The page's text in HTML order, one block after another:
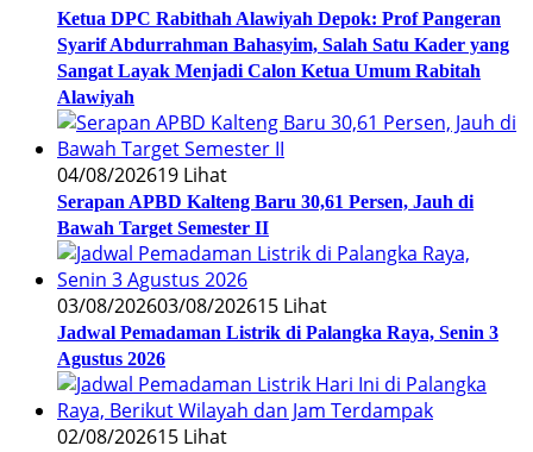
Ketua DPC Rabithah Alawiyah Depok: Prof Pangeran
Syarif Abdurrahman Bahasyim, Salah Satu Kader yang
Sangat Layak Menjadi Calon Ketua Umum Rabitah
Alawiyah
04/08/202619 Lihat
Serapan APBD Kalteng Baru 30,61 Persen, Jauh di
Bawah Target Semester II
03/08/202603/08/202615 Lihat
Jadwal Pemadaman Listrik di Palangka Raya, Senin 3
Agustus 2026
02/08/202615 Lihat